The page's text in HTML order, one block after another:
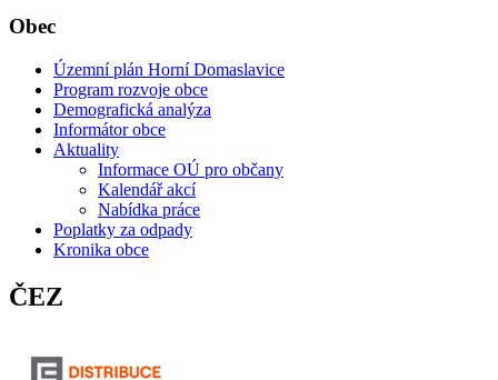
Obec
Územní plán Horní Domaslavice
Program rozvoje obce
Demografická analýza
Informátor obce
Aktuality
Informace OÚ pro občany
Kalendář akcí
Nabídka práce
Poplatky za odpady
Kronika obce
ČEZ